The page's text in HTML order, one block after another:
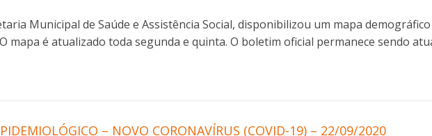
Municipal de Saúde e Assistência Social, disponibilizou um mapa
mapa é atualizado toda segunda e quinta. O boletim oficial permanece sendo
– NOVO CORONAVÍRUS (COVID-19) – 22/09/2020